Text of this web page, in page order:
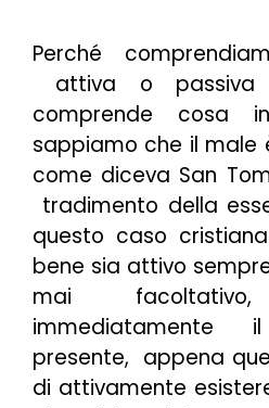
Perché
attiva o
comprende cosa
sappiamo che il male
come diceva San
tradimento della
questo caso
bene sia attivo
mai facoltativo,
presente, appena
di attivamente